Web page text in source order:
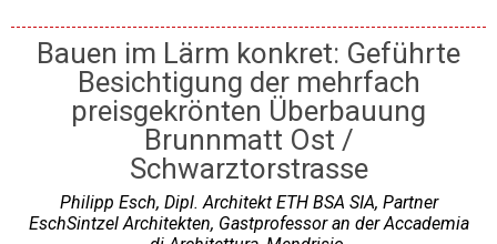
Bauen im Lärm konkret: Geführte
Besichtigung der mehrfach
preisgekrönten Überbauung
Brunnmatt Ost /
Schwarztorstrasse
Philipp Esch, Dipl. Architekt ETH BSA SIA, Partner
EschSintzel Architekten, Gastprofessor an der Accademia